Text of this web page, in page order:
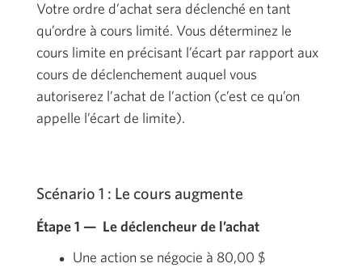
Votre ordre d’achat sera déclenché en tant
qu’ordre à cours limité. Vous déterminez le
cours limite en précisant l’écart par rapport aux
cours de déclenchement auquel vous
autoriserez l’achat de l’action (c’est ce qu’on
appelle l’écart de limite).
Scénario 1 : Le cours augmente
Étape 1 — Le déclencheur de l’achat
Une action se négocie à 80,00 $